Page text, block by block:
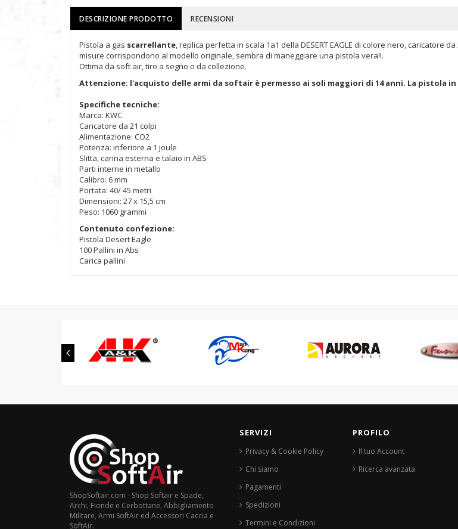
DESCRIZIONE PRODOTTO RECENSIONI
Pistola a gas scarrellante, replica perfetta in scala 1a1 della DESERT EAGLE di colore nero, caricatore
misure corrispondono al modello originale, sembra di maneggiare una pistola vera!!.
Ottima da soft air, tiro a segno o da collezione.
Attenzione: l'acquisto delle armi da softair è permesso ai soli maggiori di 14 anni. La pistola
Specifiche tecniche:
Marca: KWC
Caricatore da 21 colpi
Alimentazione: CO2
Potenza: inferiore a 1 joule
Slitta, canna esterna e talaio in ABS
Parti interne in metallo
Calibro: 6 mm
Portata: 40/ 45 metri
Dimensioni: 27 x 15,5 cm
Peso: 1060 grammi
Contenuto confezione:
Pistola Desert Eagle
100 Pallini in Abs
Carica pallini
ShopSoftair.com - Shop Softair e Spade,
Archi, Fionde e Cerbottane, Abbigliamento
Militare, Armi SoftAir ed Accessori Caccia e
SoftAir.
SERVIZI
Privacy & Cookie Policy
Chi siamo
Pagamenti
Spedizioni
Termini e Condizioni
PROFILO
Il tuo Account
Ricerca avanzata